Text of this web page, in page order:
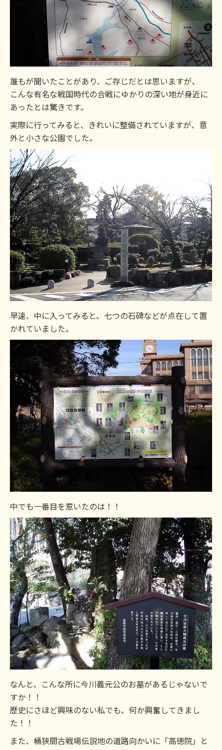
誰もが聞いたことがあり、ご存じだとは思いますが、
こんな有名な戦国時代の合戦にゆかりの深い地が身近に
あったとは驚きです。
実際に行ってみると、きれいに整備されていますが、意
外と小さな公園でした。
早速、中に入ってみると、七つの石碑などが点在して置
かれていました。
中でも一番目を惹いたのは！！
なんと、こんな所に今川義元公のお墓があるじゃないで
すか！！
歴史にさほど興味のない私でも、何か興奮してきまし
た！！
また、桶狭間古戦場伝説地の道路向かいに「高徳院」と